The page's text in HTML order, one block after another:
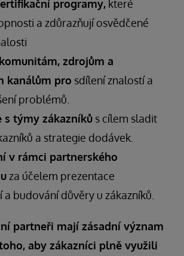
programy, které
a zdůrazňují osvědčené
zdrojům a
kanálům pro sdílení znalostí a
problémů.
s týmy zákazníků s cílem sladit
a strategie dodávek.
v rámci partnerského
za účelem prezentace
budování důvěry u zákazníků.
partneři mají zásadní význam
aby zákazníci plně využili